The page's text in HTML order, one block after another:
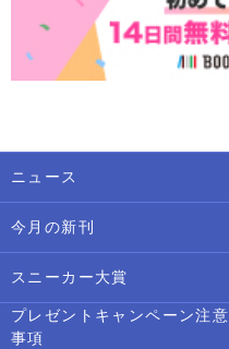
ニュース
今月の新刊
スニーカー大賞
プレゼントキャンペーン注意
事項